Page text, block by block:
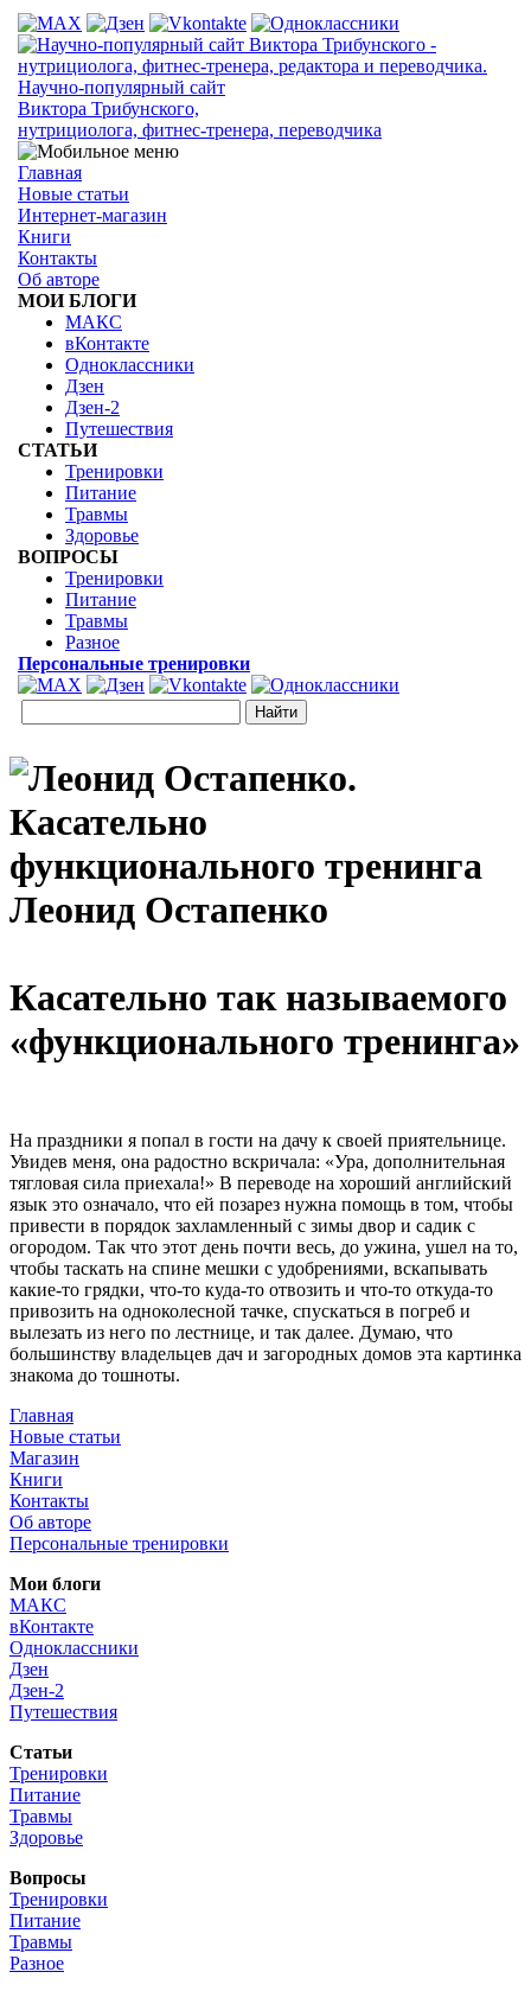
Научно-популярный сайт
Виктора Трибунского,
нутрициолога, фитнес-тренера, переводчика
Главная
Новые статьи
Интернет-магазин
Книги
Контакты
Об авторе
МОИ БЛОГИ
МАКС
вКонтакте
Одноклассники
Дзен
Дзен-2
Путешествия
СТАТЬИ
Тренировки
Питание
Травмы
Здоровье
ВОПРОСЫ
Тренировки
Питание
Травмы
Разное
Персональные тренировки
Леонид Остапенко
Касательно так называемого
«функционального тренинга»
На праздники я попал в гости на дачу к своей приятельнице.
Увидев меня, она радостно вскричала: «Ура, дополнительная
тягловая сила приехала!» В переводе на хороший английский
язык это означало, что ей позарез нужна помощь в том, чтобы
привести в порядок захламленный с зимы двор и садик с
огородом. Так что этот день почти весь, до ужина, ушел на то,
чтобы таскать на спине мешки с удобрениями, вскапывать
какие-то грядки, что-то куда-то отвозить и что-то откуда-то
привозить на одноколесной тачке, спускаться в погреб и
вылезать из него по лестнице, и так далее. Думаю, что
большинству владельцев дач и загородных домов эта картинка
знакома до тошноты.
Главная
Новые статьи
Магазин
Книги
Контакты
Об авторе
Персональные тренировки
Мои блоги
МАКС
вКонтакте
Одноклассники
Дзен
Дзен-2
Путешествия
Статьи
Тренировки
Питание
Травмы
Здоровье
Вопросы
Тренировки
Питание
Травмы
Разное